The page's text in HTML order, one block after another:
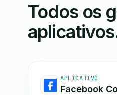
Todos os
APLICATIVO
Facebook